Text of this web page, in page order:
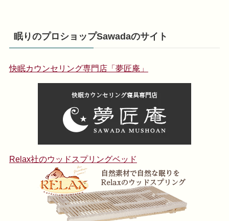
眠りのプロショップSawadaのサイト
快眠カウンセリング専門店「夢匠庵」
Relax社のウッドスプリングベッド